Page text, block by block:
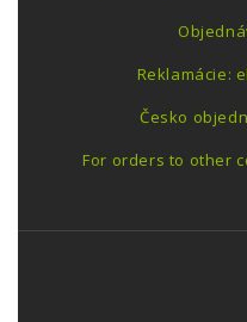
Reklamácie:
Česko
For orders to other